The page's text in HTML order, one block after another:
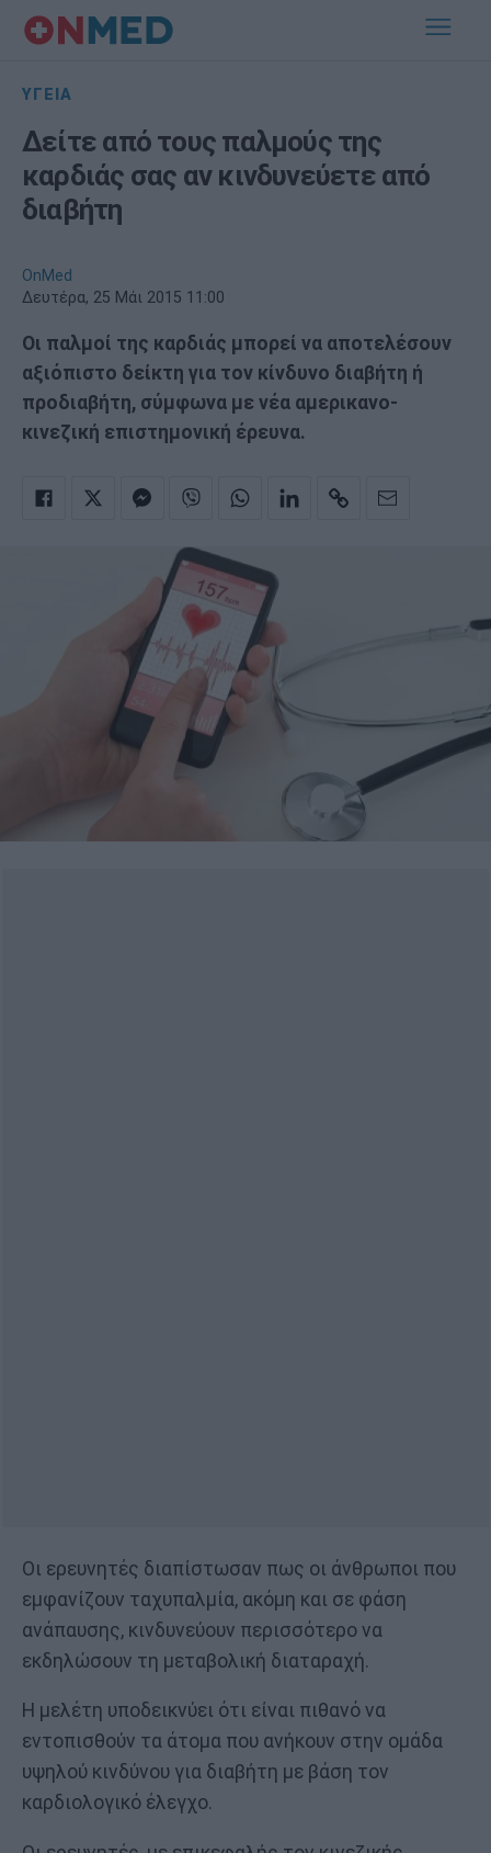
ΥΓΕΙΑ
Δείτε από τους παλμούς της
καρδιάς σας αν κινδυνεύετε από
διαβήτη
OnMed
Δευτέρα, 25 Μάι 2015 11:00
Οι παλμοί της καρδιάς μπορεί να αποτελέσουν
αξιόπιστο δείκτη για τον κίνδυνο διαβήτη ή
προδιαβήτη, σύμφωνα με νέα αμερικανο-
κινεζική επιστημονική έρευνα.
Οι ερευνητές διαπίστωσαν πως οι άνθρωποι που
εμφανίζουν ταχυπαλμία, ακόμη και σε φάση
ανάπαυσης, κινδυνεύουν περισσότερο να
εκδηλώσουν τη μεταβολική διαταραχή.
Η μελέτη υποδεικνύει ότι είναι πιθανό να
εντοπισθούν τα άτομα που ανήκουν στην ομάδα
υψηλού κινδύνου για διαβήτη με βάση τον
καρδιολογικό έλεγχο.